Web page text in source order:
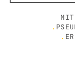
.
.